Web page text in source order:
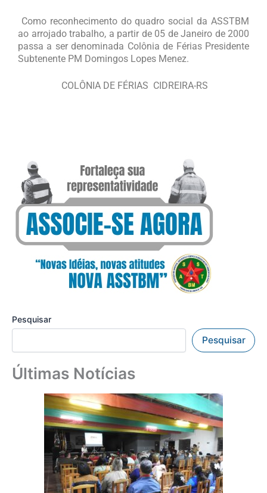
Como reconhecimento do quadro social da ASSTBM
ao arrojado trabalho, a partir de 05 de Janeiro de 2000
passa a ser denominada Colônia de Férias Presidente
Subtenente PM Domingos Lopes Menez.
COLÔNIA DE FÉRIAS CIDREIRA-RS
Pesquisar
Pesquisar
Últimas Notícias